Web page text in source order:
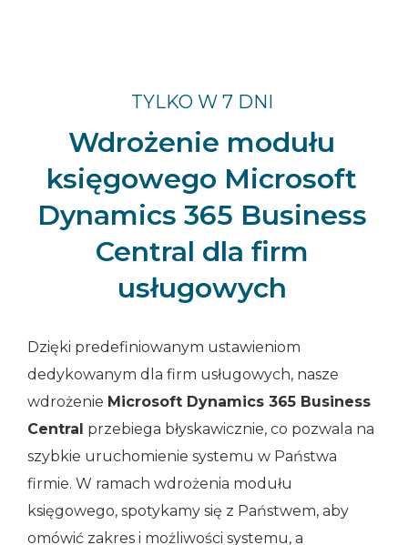
TYLKO W 7 DNI
Wdrożenie modułu
księgowego Microsoft
Dynamics 365 Business
Central dla firm
usługowych
Dzięki predefiniowanym ustawieniom
dedykowanym dla firm usługowych, nasze
wdrożenie Microsoft Dynamics 365 Business
Central przebiega błyskawicznie, co pozwala na
szybkie uruchomienie systemu w Państwa
firmie. W ramach wdrożenia modułu
księgowego, spotykamy się z Państwem, aby
omówić zakres i możliwości systemu, a